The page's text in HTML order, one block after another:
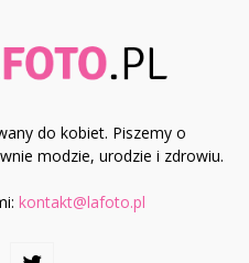
do kobiet. Piszemy o
modzie, urodzie i zdrowiu.
kontakt@lafoto.pl